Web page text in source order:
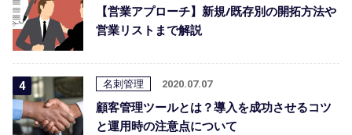
【営業アプローチ】新規/既存別の開拓方法や
営業リストまで解説
名刺管理 2020.07.07
顧客管理ツールとは？導入を成功させるコツ
と運用時の注意点について